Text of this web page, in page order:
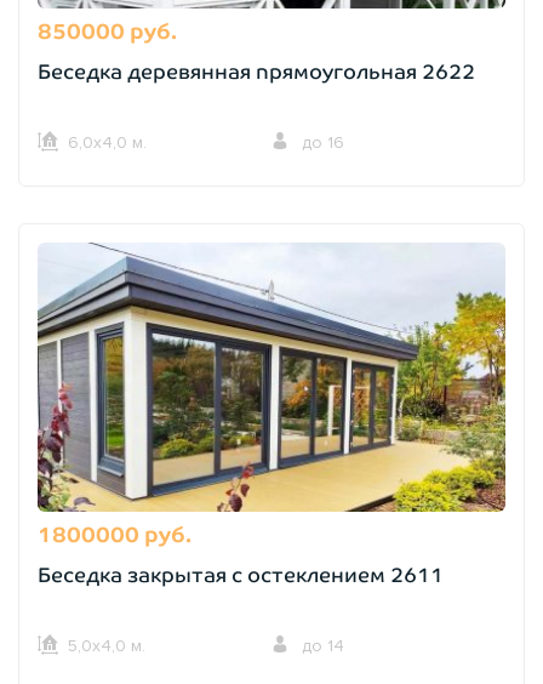
850000 руб.
Беседка деревянная прямоугольная 2622
6,0х4,0 м. до 16
1800000 руб.
Беседка закрытая с остеклением 2611
5,0х4,0 м. до 14